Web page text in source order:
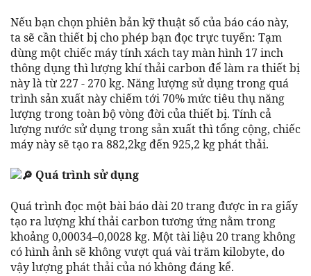
Nếu bạn chọn phiên bản kỹ thuật số của báo cáo này,
ta sẽ cần thiết bị cho phép bạn đọc trực tuyến: Tạm
dùng một chiếc máy tính xách tay màn hình 17 inch
thông dụng thì lượng khí thải carbon để làm ra thiết bị
này là từ 227 - 270 kg. Năng lượng sử dụng trong quá
trình sản xuất này chiếm tới 70% mức tiêu thụ năng
lượng trong toàn bộ vòng đời của thiết bị. Tính cả
lượng nước sử dụng trong sản xuất thì tổng cộng, chiếc
máy này sẽ tạo ra 882,2kg đến 925,2 kg phát thải.
Quá trình sử dụng
Quá trình đọc một bài báo dài 20 trang được in ra giấy
tạo ra lượng khí thải carbon tương ứng nằm trong
khoảng 0,00034–0,0028 kg. Một tài liệu 20 trang không
có hình ảnh sẽ không vượt quá vài trăm kilobyte, do
vậy lượng phát thải của nó không đáng kể.